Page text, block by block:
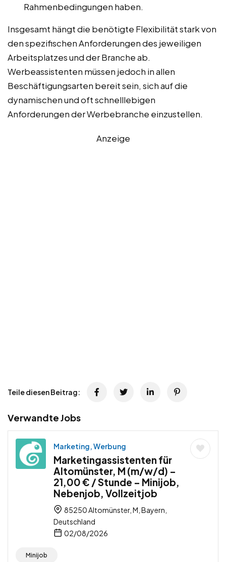
Rahmenbedingungen haben.
Insgesamt hängt die benötigte Flexibilität stark von
den spezifischen Anforderungen des jeweiligen
Arbeitsplatzes und der Branche ab.
Werbeassistenten müssen jedoch in allen
Beschäftigungsarten bereit sein, sich auf die
dynamischen und oft schnelllebigen
Anforderungen der Werbebranche einzustellen.
Anzeige
Teile diesen Beitrag:
Verwandte Jobs
Marketing, Werbung
Marketingassistenten für
Altomünster, M (m/w/d) –
21,00 € / Stunde – Minijob,
Nebenjob, Vollzeitjob
85250 Altomünster, M, Bayern,
Deutschland
02/08/2026
Minijob